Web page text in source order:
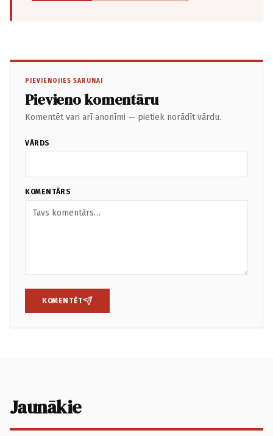
PIEVIENOJIES SARUNAI
Pievieno komentāru
Komentēt vari arī anonīmi — pietiek norādīt vārdu.
VĀRDS
KOMENTĀRS
KOMENTĒT
Jaunākie